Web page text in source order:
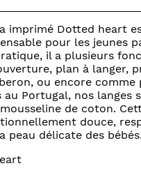
imprimé Dotted heart
pour les jeunes
il a plusieurs
plan à langer,
ou encore comme
au Portugal, nos langes
de coton.
douce,
peau délicate des bébés.